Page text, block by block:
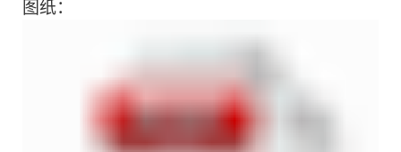
图纸：